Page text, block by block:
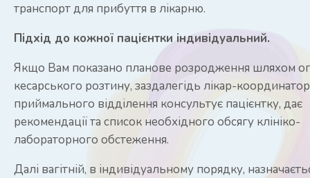
транспорт для прибуття в лікарню.
Підхід до кожної пацієнтки індивідуальний.
Якщо Вам показано планове розродження шляхом
кесарського розтину, заздалегідь лікар-
приймального відділення консультує пацієнтку, дає
рекомендації та список необхідного обсягу клініко-
лабораторного обстеження.
Далі вагітній, в індивідуальному порядку,